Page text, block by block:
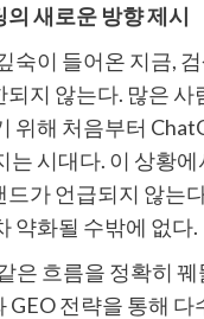
새로운 방향 제시
숙이 들어온 지금,
지 않는다. 많은 사
위해 처음부터
는 시대다. 이 상황
드가 언급되지 않는
약화될 수밖에 없다.
은 흐름을 정확히 꿰
GEO 전략을 통해 다